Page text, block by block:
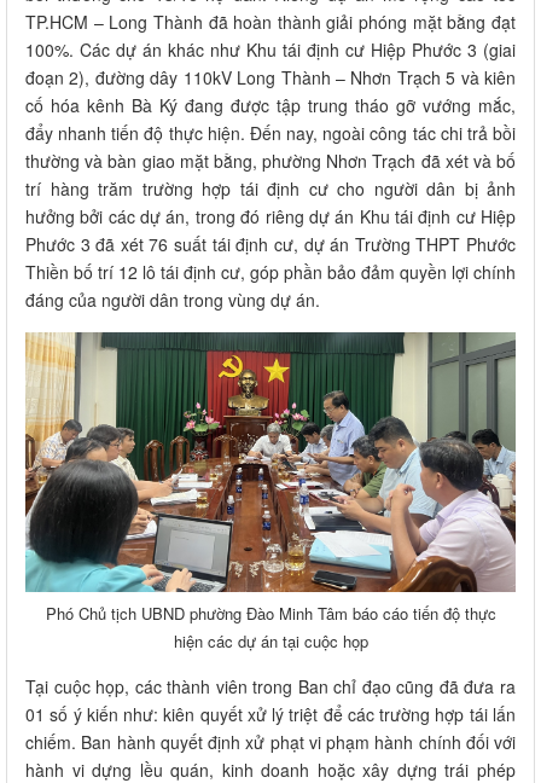
TP.HCM – Long Thành đã hoàn thành giải phóng mặt bằng đạt
100%. Các dự án khác như Khu tái định cư Hiệp Phước 3 (giai
đoạn 2), đường dây 110kV Long Thành – Nhơn Trạch 5 và kiên
cố hóa kênh Bà Ký đang được tập trung tháo gỡ vướng mắc,
đẩy nhanh tiến độ thực hiện. Đến nay, ngoài công tác chi trả bồi
thường và bàn giao mặt bằng, phường Nhơn Trạch đã xét và bố
trí hàng trăm trường hợp tái định cư cho người dân bị ảnh
hưởng bởi các dự án, trong đó riêng dự án Khu tái định cư Hiệp
Phước 3 đã xét 76 suất tái định cư, dự án Trường THPT Phước
Thiền bố trí 12 lô tái định cư, góp phần bảo đảm quyền lợi chính
đáng của người dân trong vùng dự án.
Phó Chủ tịch UBND phường Đào Minh Tâm báo cáo tiến độ thực
hiện các dự án tại cuộc họp
Tại cuộc họp, các thành viên trong Ban chỉ đạo cũng đã đưa ra
01 số ý kiến như: kiên quyết xử lý triệt để các trường hợp tái lấn
chiếm. Ban hành quyết định xử phạt vi phạm hành chính đối với
hành vi dựng lều quán, kinh doanh hoặc xây dựng trái phép